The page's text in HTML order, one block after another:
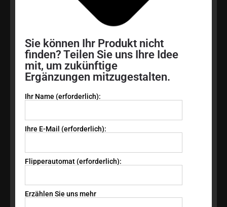
Sie können Ihr Produkt nicht
finden? Teilen Sie uns Ihre Idee
mit, um zukünftige
Ergänzungen mitzugestalten.
Ihr Name (erforderlich):
Ihre E-Mail (erforderlich):
Flipperautomat (erforderlich):
Erzählen Sie uns mehr